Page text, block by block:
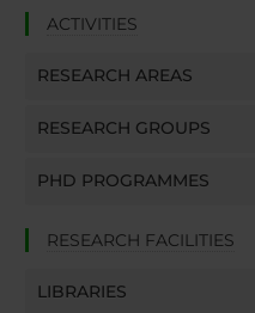
ACTIVITIES
RESEARCH AREAS
RESEARCH GROUPS
PHD PROGRAMMES
RESEARCH FACILITIES
LIBRARIES